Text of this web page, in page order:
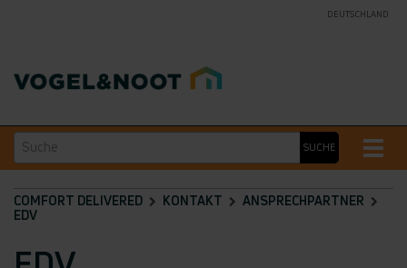
DEUTSCHLAND
Suche SUCHE
Toggle
COMFORT DELIVERED KONTAKT
ANSPRECHPARTNER
EDV